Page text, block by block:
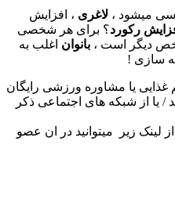
میشود ، لاغری ، افزایش
رکورد؟ برای هر شخصی
دیگر است ، بانوان اغلب به
سازی !
غذایی یا مشاوره ورزشی رایگان
/ یا از شبکه های اجتماعی ذکر
لینک زیر میتوانید در ان عصو